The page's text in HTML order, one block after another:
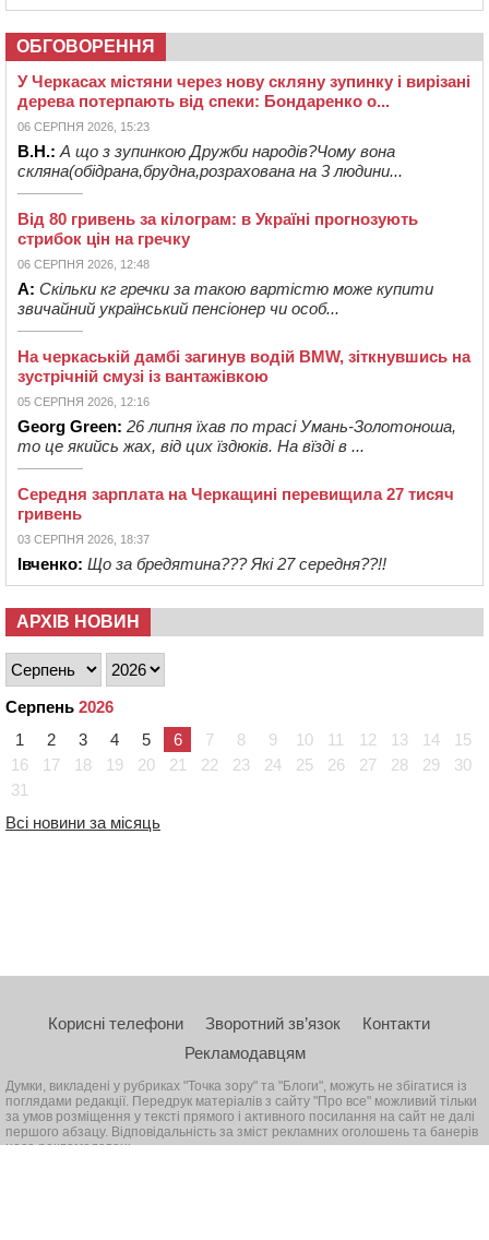
ОБГОВОРЕННЯ
У Черкасах містяни через нову скляну зупинку і вирізані
дерева потерпають від спеки: Бондаренко о...
06 СЕРПНЯ 2026, 15:23
В.Н.: А що з зупинкою Дружби народів?Чому вона
скляна(обідрана,брудна,розрахована на 3 людини...
Від 80 гривень за кілограм: в Україні прогнозують
стрибок цін на гречку
06 СЕРПНЯ 2026, 12:48
А: Скільки кг гречки за такою вартістю може купити
звичайний український пенсіонер чи особ...
На черкаській дамбі загинув водій BMW, зіткнувшись на
зустрічній смузі із вантажівкою
05 СЕРПНЯ 2026, 12:16
Georg Green: 26 липня їхав по трасі Умань-Золотоноша,
то це якийсь жах, від цих їздюків. На вїзді в ...
Середня зарплата на Черкащині перевищила 27 тисяч
гривень
03 СЕРПНЯ 2026, 18:37
Івченко: Що за бредятина??? Які 27 середня??!!
АРХІВ НОВИН
Серпень 2026
1
2 3 4 5 6 7 8 9 10 11 12 13 14
15
16
17 18 19 20 21 22 23 24 25 26 27 28 29
30
31
Всі новини за місяць
Корисні телефони Зворотний зв’язок
Контакти
Рекламодавцям
Думки, викладені у рубриках "Точка зору" та "Блоги", можуть не збігатися із
поглядами редакції. Передрук матеріалів з сайту "Про все" можливий тільки
за умов розміщення у тексті прямого і активного посилання на сайт не далі
першого абзацу. Відповідальність за зміст рекламних оголошень та банерів
несе рекламодавець